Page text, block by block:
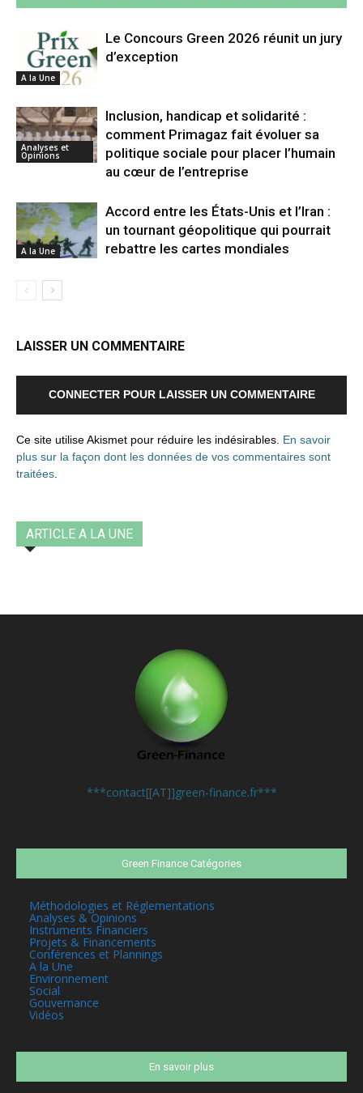
A la Une
Le Concours Green 2026 réunit un jury
d’exception
Analyses et
Opinions
Inclusion, handicap et solidarité :
comment Primagaz fait évoluer sa
politique sociale pour placer l’humain
au cœur de l’entreprise
A la Une
Accord entre les États-Unis et l’Iran :
un tournant géopolitique qui pourrait
rebattre les cartes mondiales
LAISSER UN COMMENTAIRE
CONNECTER POUR LAISSER UN COMMENTAIRE
Ce site utilise Akismet pour réduire les indésirables. En savoir
plus sur la façon dont les données de vos commentaires sont
traitées
ARTICLE A LA UNE
***contact[[AT]]green-finance.fr***
Green Finance Catégories
Méthodologies et Réglementations
Analyses & Opinions
Instruments Financiers
Projets & Financements
Conférences et Plannings
A la Une
Environnement
Social
Gouvernance
Vidéos
En savoir plus